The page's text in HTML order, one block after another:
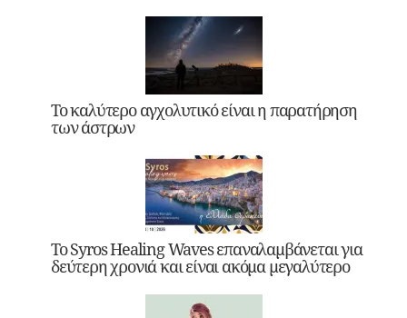
Το καλύτερο αγχολυτικό είναι η παρατήρηση
των άστρων
Το Syros Healing Waves επαναλαμβάνεται για
δεύτερη χρονιά και είναι ακόμα μεγαλύτερο